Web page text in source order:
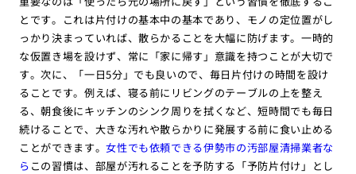
とです。これは片付けの基本中の基本であり、モノの定位置がし
っかり決まっていれば、散らかることを大幅に防げます。一時的
な仮置き場を設けず、常に「家に帰す」意識を持つことが大切で
す。次に、「一日5分」でも良いので、毎日片付けの時間を設け
ることです。例えば、寝る前にリビングのテーブルの上を整え
る、朝食後にキッチンのシンク周りを拭くなど、短時間でも毎日
続けることで、大きな汚れや散らかりに発展する前に食い止める
ことができます。女性でも依頼できる伊勢市の汚部屋清掃業者な
ら この習慣は、部屋が汚れることを予防する「予防片付け」とし